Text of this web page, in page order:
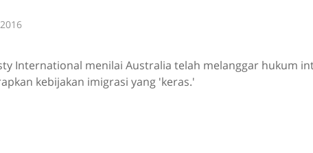
International menilai Australia telah melanggar hukum
kebijakan imigrasi yang 'keras.'